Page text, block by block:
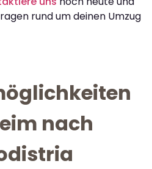
rund um deinen Umzug
nach